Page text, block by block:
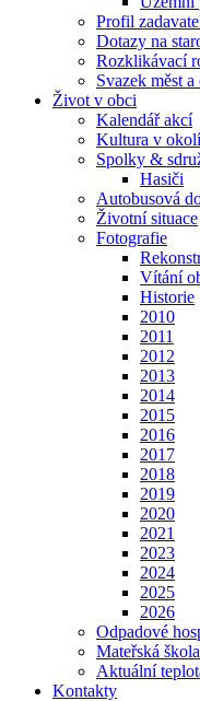
Profil
Dotazy na
Rozklikávací
Svazek měst
Život v obci
Kalendář akcí
Kultura v okolí
Spolky &
Hasiči
Autobusová
Životní situace
Fotografie
Vítání
Historie
2010
2011
2012
2013
2014
2015
2016
2017
2018
2019
2020
2021
2023
2024
2025
2026
Odpadové
Mateřská škola
Aktuální
Kontakty